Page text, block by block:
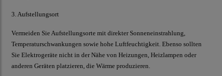
3. Aufstellungsort
Vermeiden Sie Aufstellungsorte mit direkter Sonneneinstrahlung,
Temperaturschwankungen sowie hohe Luftfeuchtigkeit. Ebenso sollten
Sie Elektrogeräte nicht in der Nähe von Heizungen, Heizlampen oder
anderen Geräten platzieren, die Wärme produzieren.